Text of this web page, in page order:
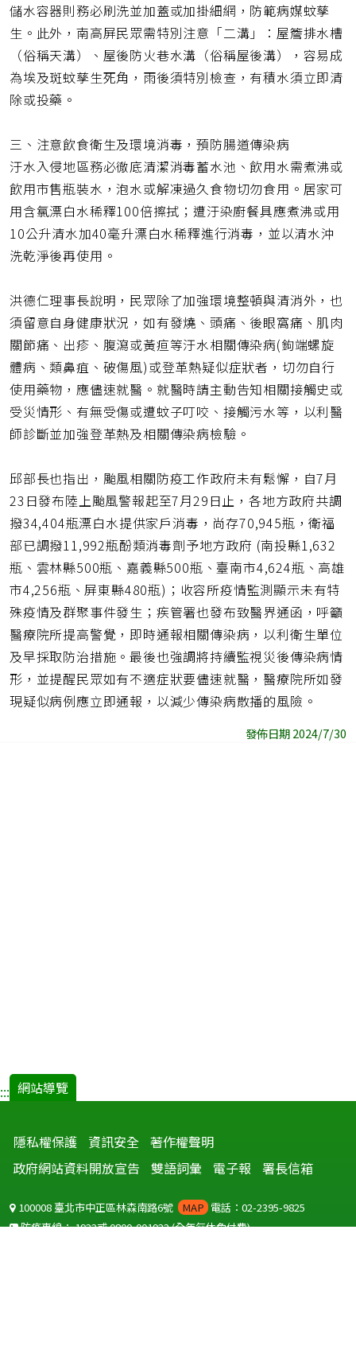
儲水容器則務必刷洗並加蓋或加掛細網，防範病媒蚊孳
生。此外，南高屏民眾需特別注意「二溝」：屋簷排水槽
（俗稱天溝）、屋後防火巷水溝（俗稱屋後溝），容易成
為埃及斑蚊孳生死角，雨後須特別檢查，有積水須立即清
除或投藥。
三、注意飲食衛生及環境消毒，預防腸道傳染病
汙水入侵地區務必徹底清潔消毒蓄水池、飲用水需煮沸或
飲用市售瓶裝水，泡水或解凍過久食物切勿食用。居家可
用含氯漂白水稀釋100倍擦拭；遭汙染廚餐具應煮沸或用
10公升清水加40毫升漂白水稀釋進行消毒，並以清水沖
洗乾淨後再使用。
洪德仁理事長說明，民眾除了加強環境整頓與清消外，也
須留意自身健康狀況，如有發燒、頭痛、後眼窩痛、肌肉
關節痛、出疹、腹瀉或黃疸等汙水相關傳染病(鉤端螺旋
體病、類鼻疽、破傷風)或登革熱疑似症狀者，切勿自行
使用藥物，應儘速就醫。就醫時請主動告知相關接觸史或
受災情形、有無受傷或遭蚊子叮咬、接觸污水等，以利醫
師診斷並加強登革熱及相關傳染病檢驗。
邱部長也指出，颱風相關防疫工作政府未有鬆懈，自7月
23日發布陸上颱風警報起至7月29日止，各地方政府共調
撥34,404瓶漂白水提供家戶消毒，尚存70,945瓶，衛福
部已調撥11,992瓶酚類消毒劑予地方政府 (南投縣1,632
瓶、雲林縣500瓶、嘉義縣500瓶、臺南市4,624瓶、高雄
市4,256瓶、屏東縣480瓶)；收容所疫情監測顯示未有特
殊疫情及群聚事件發生；疾管署也發布致醫界通函，呼籲
醫療院所提高警覺，即時通報相關傳染病，以利衛生單位
及早採取防治措施。最後也強調將持續監視災後傳染病情
形，並提醒民眾如有不適症狀要儘速就醫，醫療院所如發
現疑似病例應立即通報，以減少傳染病散播的風險。
發佈日期 2024/7/30
::: 網站導覽
隱私權保護 資訊安全 著作權聲明
政府網站資料開放宣告
雙語詞彙 電子報 署長信箱
100008 臺北市中正區林森南路6號 MAP 電話：02-2395-9825
防疫專線：1922或0800-001922(全年無休免付費)